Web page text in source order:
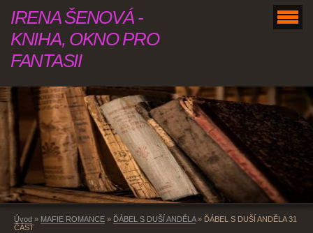
IRENA ŠENOVÁ -
KNIHA, OKNO PRO
FANTASII
Úvod » MAFIE ROMANCE » ĎÁBEL S DUŠÍ ANDĚLA» ĎÁBEL S DUŠÍ ANDĚLA 31
ČÁST